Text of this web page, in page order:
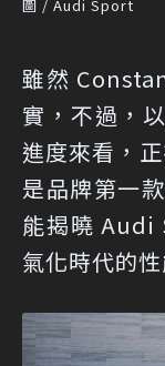
圖 / Audi Sport
雖然
實，不過，
進度來看，
是品牌第一
能揭曉 Audi
氣化時代的